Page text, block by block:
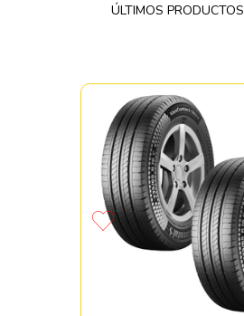
ÚLTIMOS PRODUCTOS